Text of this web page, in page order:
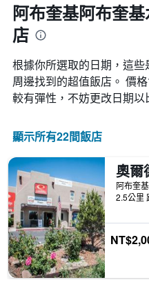
阿布奎基阿布奎
店
根據你所選取的日期，這
周邊找到的超值​飯店。 價
較有彈性，不妨更改日期以
顯示所有22間飯店
阿布奎
2.5公里